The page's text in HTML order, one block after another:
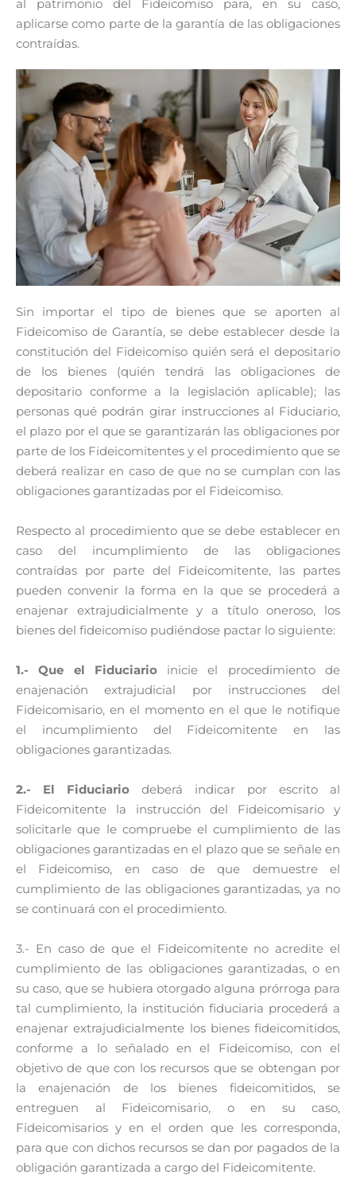
al patrimonio del Fideicomiso para, en su caso,
aplicarse como parte de la garantía de las obligaciones
contraídas.
Sin importar el tipo de bienes que se aporten al
Fideicomiso de Garantía, se debe establecer desde la
constitución del Fideicomiso quién será el depositario
de los bienes (quién tendrá las obligaciones de
depositario conforme a la legislación aplicable); las
personas qué podrán girar instrucciones al Fiduciario,
el plazo por el que se garantizarán las obligaciones por
parte de los Fideicomitentes y el procedimiento que se
deberá realizar en caso de que no se cumplan con las
obligaciones garantizadas por el Fideicomiso.
Respecto al procedimiento que se debe establecer en
caso del incumplimiento de las obligaciones
contraídas por parte del Fideicomitente, las partes
pueden convenir la forma en la que se procederá a
enajenar extrajudicialmente y a título oneroso, los
bienes del fideicomiso pudiéndose pactar lo siguiente:
1.- Que el Fiduciarioinicie el procedimiento de
enajenación extrajudicial por instrucciones del
Fideicomisario, en el momento en el que le notifique
el incumplimiento del Fideicomitente en las
obligaciones garantizadas.
2.- El Fiduciario deberá indicar por escrito al
Fideicomitente la instrucción del Fideicomisario y
solicitarle que le compruebe el cumplimiento de las
obligaciones garantizadas en el plazo que se señale en
el Fideicomiso, en caso de que demuestre el
cumplimiento de las obligaciones garantizadas, ya no
se continuará con el procedimiento.
3.- En caso de que el Fideicomitente no acredite el
cumplimiento de las obligaciones garantizadas, o en
su caso, que se hubiera otorgado alguna prórroga para
tal cumplimiento, la institución fiduciaria procederá a
enajenar extrajudicialmente los bienes fideicomitidos,
conforme a lo señalado en el Fideicomiso, con el
objetivo de que con los recursos que se obtengan por
la enajenación de los bienes fideicomitidos, se
entreguen al Fideicomisario, o en su caso,
Fideicomisarios y en el orden que les corresponda,
para que con dichos recursos se dan por pagados de la
obligación garantizada a cargo del Fideicomitente.